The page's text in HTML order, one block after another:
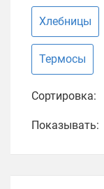
Хлебницы
Термосы
Сортировка:
Показывать: